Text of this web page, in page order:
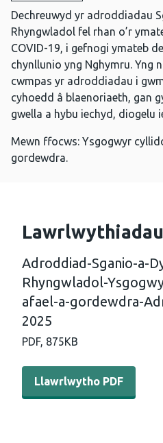
Dechreuwyd yr adroddiadau
Rhyngwladol fel rhan o’r
COVID-19, i gefnogi ymateb
chynllunio yng Nghymru. Yng
cwmpas yr adroddiadau i
cyhoedd â blaenoriaeth, gan
gwella a hybu iechyd, diogelu
Mewn ffocws: Ysgogwyr
gordewdra.
Adroddiad-Sganio-a-
Rhyngwladol-
afael-a-gordewdra-
2025
PDF, 875KB
Llawrlwytho PDF -
Llawrlwytho PDF